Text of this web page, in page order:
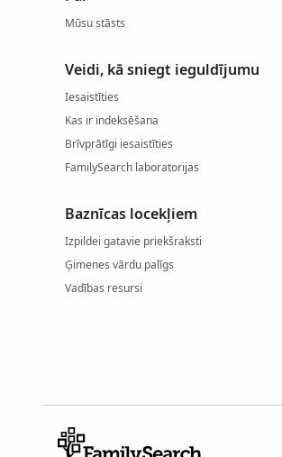
Mūsu stāsts
Veidi, kā sniegt ieguldījumu
Iesaistīties
Kas ir indeksēšana
Brīvprātīgi iesaistīties
FamilySearch laboratorijas
Baznīcas locekļiem
Izpildei gatavie priekšraksti
Ģimenes vārdu palīgs
Vadības resursi